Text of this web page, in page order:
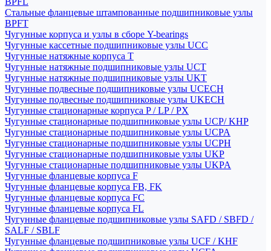
Стальные фланцевые штампованные подшипниковые узлы
BPFT
Чугунные корпуса и узлы в сборе Y-bearings
Чугунные кассетные подшипниковые узлы UCC
Чугунные натяжные корпуса T
Чугунные натяжные подшипниковые узлы UCT
Чугунные натяжные подшипниковые узлы UKT
Чугунные подвесные подшипниковые узлы UCECH
Чугунные подвесные подшипниковые узлы UKECH
Чугунные стационарные корпуса P / LP / PX
Чугунные стационарные подшипниковые узлы UCP/ KHP
Чугунные стационарные подшипниковые узлы UCPA
Чугунные стационарные подшипниковые узлы UCPH
Чугунные стационарные подшипниковые узлы UKP
Чугунные стационарные подшипниковые узлы UKPA
Чугунные фланцевые корпуса F
Чугунные фланцевые корпуса FB, FK
Чугунные фланцевые корпуса FC
Чугунные фланцевые корпуса FL
Чугунные фланцевые подшипниковые узлы SAFD / SBFD /
SALF / SBLF
Чугунные фланцевые подшипниковые узлы UCF / KHF